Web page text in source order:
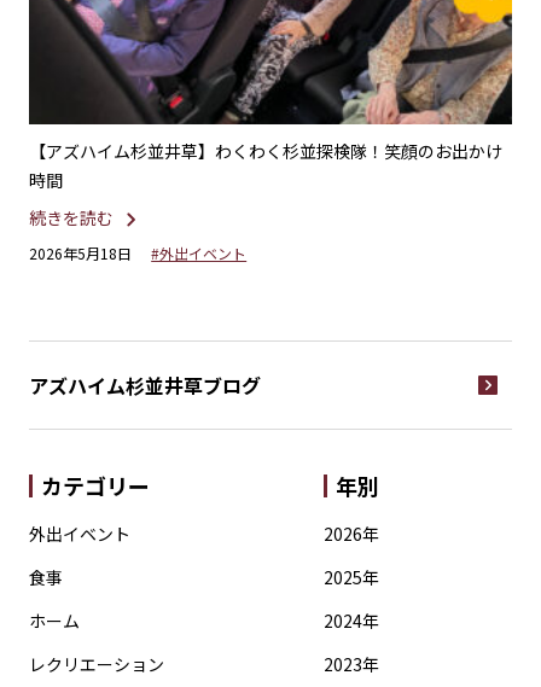
【アズハイム杉並井草】わくわく杉並探検隊！笑顔のお出かけ
時間
続きを読む
2026年5月18日 #外出イベント
アズハイム杉並井草ブログ
カテゴリー
外出イベント
食事
ホーム
レクリエーション
年別
2026年
2025年
2024年
2023年